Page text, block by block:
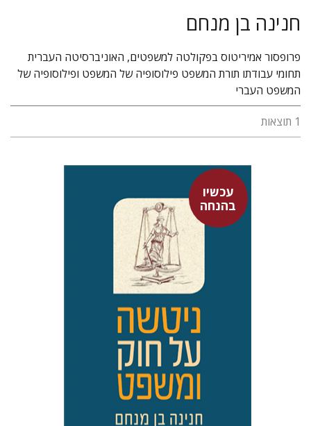
חנינה בן מנחם
פרופסור אמיריטוס בפקולטה למשפטים, האוניברסיטה העברית
תחומי עבודתו תורת המשפט פילוסופיה של המשפט ופילוסופיה של
המשפט העברי
1 תוצאות
עכשיו
בהנחה
חנינה בן מנחם
עכשיו בהנחה
$46
$34